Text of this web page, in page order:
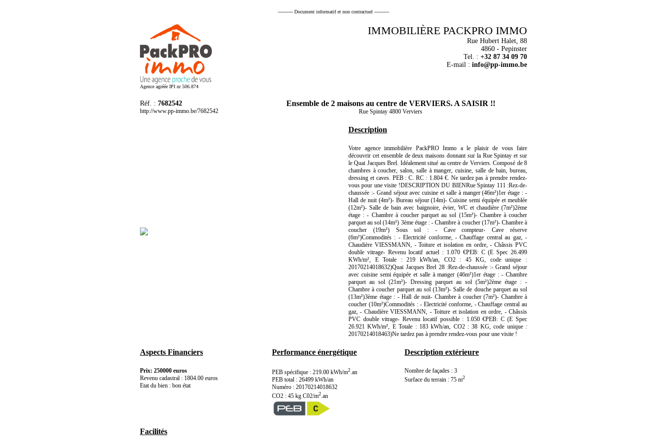
---------- Document informatif et non contractuel ----------
Agence agréée IPI nr 506.874
IMMOBILIÈRE PACKPRO IMMO
Rue Hubert Halet, 88
4860 - Pepinster
Tel. : +32 87 34 09 70
E-mail : info@pp-immo.be
Réf. : 7682542
http://www.pp-immo.be/7682542
Ensemble de 2 maisons au centre de VERVIERS. A SAISIR !!
Rue Spintay 4800 Verviers
Description
Votre agence immobilière PackPRO Immo a le plaisir de vous faire
découvrir cet ensemble de deux maisons donnant sur la Rue Spintay et sur
le Quai Jacques Brel. Idéalement situé au centre de Verviers. Composé de 8
chambres à coucher, salon, salle à manger, cuisine, salle de bain, bureau,
dressing et caves. PEB : C. RC : 1.804 €. Ne tardez pas à prendre rendez-
vous pour une visite !DESCRIPTION DU BIENRue Spintay 111 :Rez-de-
chaussée :- Grand séjour avec cuisine et salle à manger (46m²)1er étage : -
Hall de nuit (4m²)- Bureau séjour (14m)- Cuisine semi équipée et meublée
(12m²)- Salle de bain avec baignoire, évier, WC et chaudière (7m²)2ème
étage : - Chambre à coucher parquet au sol (15m²)- Chambre à coucher
parquet au sol (14m²) 3ème étage : - Chambre à coucher (17m²)- Chambre à
coucher (19m²) Sous sol : - Cave compteur- Cave réserve
(6m²)Commodités : - Electricité conforme, - Chauffage central au gaz, -
Chaudière VIESSMANN, - Toiture et isolation en ordre, - Châssis PVC
double vitrage- Revenu locatif actuel : 1.070 €PEB: C (E Spec 26.499
KWh/m², E Totale : 219 kWh/an, CO2 : 45 KG, code unique :
20170214018632)Quai Jacques Brel 28 :Rez-de-chaussée :- Grand séjour
avec cuisine semi équipée et salle à manger (46m²)1er étage : - Chambre
parquet au sol (21m²)- Dressing parquet au sol (5m²)2ème étage : -
Chambre à coucher parquet au sol (13m²)- Salle de douche parquet au sol
(13m²)3ème étage : - Hall de nuit- Chambre à coucher (7m²)- Chambre à
coucher (10m²)Commodités : - Electricité conforme, - Chauffage central au
gaz, - Chaudière VIESSMANN, - Toiture et isolation en ordre, - Châssis
PVC double vitrage- Revenu locatif possible : 1.050 €PEB: C (E Spec
26.921 KWh/m², E Totale : 183 kWh/an, CO2 : 38 KG, code unique :
20170214018463)Ne tardez pas à prendre rendez-vous pour une visite !
Aspects Financiers
Prix: 250000 euros
Revenu cadastral : 1804.00 euros
Etat du bien : bon état
Performance énergétique
PEB spécifique : 219.00 kWh/m2.an
PEB total : 26499 kWh/an
Numéro : 20170214018632
CO2 : 45 kg C02/m2.an
Description extérieure
Nombre de façades : 3
Surface du terrain : 75 m2
Facilités